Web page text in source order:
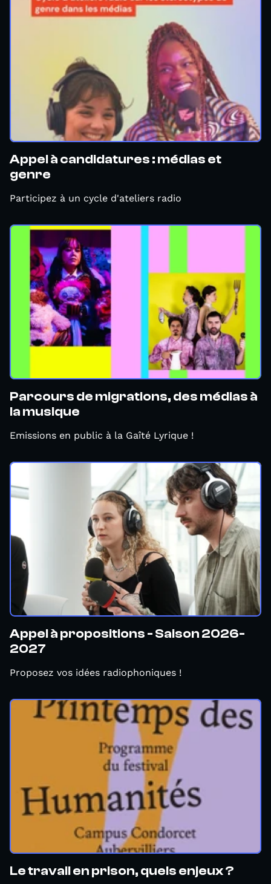
Appel à candidatures : médias et
genre
Participez à un cycle d'ateliers radio
Parcours de migrations, des médias à
la musique
Emissions en public à la Gaîté Lyrique !
Appel à propositions - Saison 2026-
2027
Proposez vos idées radiophoniques !
Le travail en prison, quels enjeux ?